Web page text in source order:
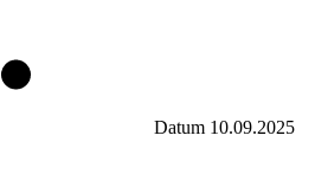
Datum 10.09.2025